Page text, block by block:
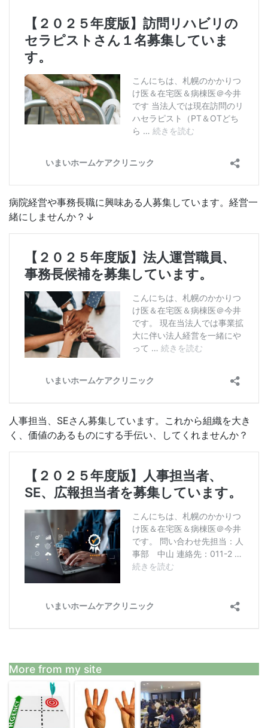
病院経営や事務長職に興味ある人募集しています。経営一
緒にしませんか？↓
人事担当、SEさん募集しています。これから組織を大き
く、価値のあるものにする手伝い、してくれませんか？
More from my site